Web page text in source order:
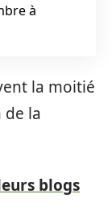
à
la moitié
de la
blogs